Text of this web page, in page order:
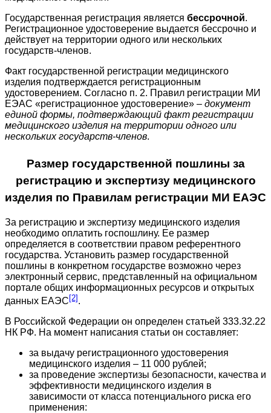
Государственная регистрация является бессрочной.
Регистрационное удостоверение выдается бессрочно и
действует на территории одного или нескольких
государств-членов.
Факт государственной регистрации медицинского
изделия подтверждается регистрационным
удостоверением. Согласно п. 2. Правил регистрации МИ
ЕЭАС «регистрационное удостоверение» – документ
единой формы, подтверждающий факт регистрации
медицинского изделия на территории одного или
нескольких государств-членов.
Размер государственной пошлины за
регистрацию и экспертизу медицинского
изделия по Правилам регистрации МИ ЕАЭС
За регистрацию и экспертизу медицинского изделия
необходимо оплатить госпошлину. Ее размер
определяется в соответствии правом референтного
государства. Установить размер государственной
пошлины в конкретном государстве возможно через
электронный сервис, представленный на официальном
портале общих информационных ресурсов и открытых
данных ЕАЭС[2].
В Российской Федерации он определен статьей 333.32.22
НК РФ. На момент написания статьи он составляет:
за выдачу регистрационного удостоверения
медицинского изделия – 11 000 рублей;
за проведение экспертизы безопасности, качества и
эффективности медицинского изделия в
зависимости от класса потенциального риска его
применения: